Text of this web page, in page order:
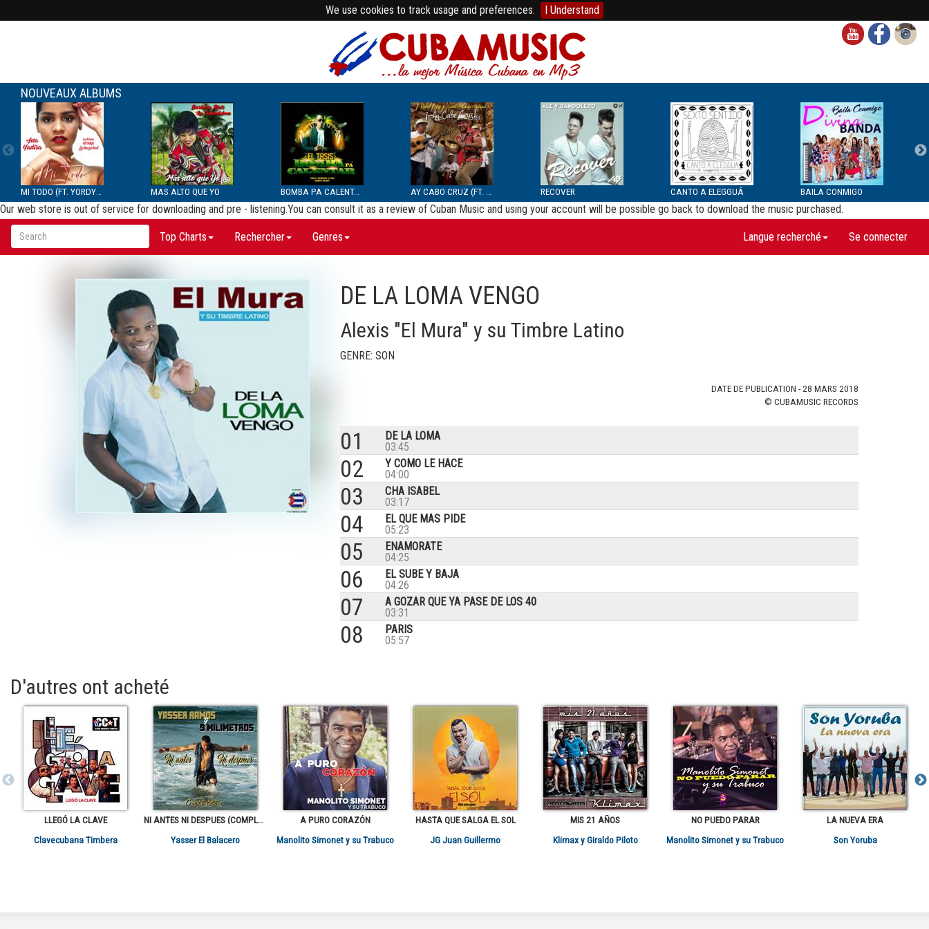
We use cookies to track usage and preferences. I Understand
NOUVEAUX ALBUMS
MAS ALTO QUE YO BOMBA PA CALENTAR RECOVER CANTO A ELEGGUÁ BAILA CONMIGO
Our web store is out of service for downloading and pre - listening.You can consult it as a review of Cuban Music and using your account will be possible go back to download the music purchased.
Top Charts Rechercher Genres Langue recherché Se connecter
DE LA LOMA VENGO
Alexis "El Mura" y su Timbre Latino
GENRE: SON
DATE DE PUBLICATION - 28 MARS 2018
© CUBAMUSIC RECORDS
01
DE LA LOMA
03:45
02
Y COMO LE HACE
04:00
03
CHA ISABEL
03:17
04
EL QUE MAS PIDE
05:23
05
ENAMORATE
04:25
06
EL SUBE Y BAJA
04:26
07
A GOZAR QUE YA PASE DE LOS 40
03:31
08
PARIS
05:57
D'autres ont acheté
LLEGÓ LA CLAVE
Clavecubana Timbera
NI ANTES NI DESPUES (COMPLETE EDITION)
Yasser El Balacero
A PURO CORAZÓN
Manolito Simonet y su Trabuco
HASTA QUE SALGA EL SOL
JG Juan Guillermo
MIS 21 AÑOS
Klimax y Giraldo Piloto
NO PUEDO PARAR
Manolito Simonet y su Trabuco
LA NUEVA ERA
Son Yoruba